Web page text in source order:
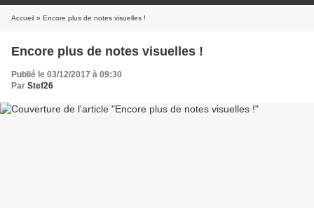
Accueil » Encore plus de notes visuelles !
Encore plus de notes visuelles !
Publié le 03/12/2017 à 09:30
Par Stef26